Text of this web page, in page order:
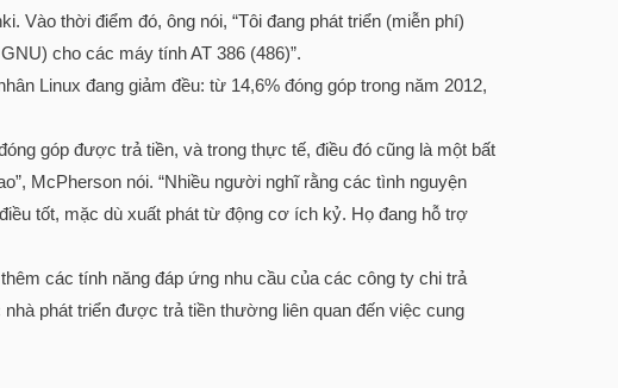
Vào thời điểm đó, ông nói, “Tôi đang phát triển (miễn phí)
cho các máy tính AT 386 (486)”.
Linux đang giảm đều: từ 14,6% đóng góp trong năm 2012,
góp được trả tiền, và trong thực tế, điều đó cũng là một bất
McPherson nói. “Nhiều người nghĩ rằng các tình nguyện
tốt, mặc dù xuất phát từ động cơ ích kỷ. Họ đang hỗ trợ
các tính năng đáp ứng nhu cầu của các công ty chi trả
phát triển được trả tiền thường liên quan đến việc cung